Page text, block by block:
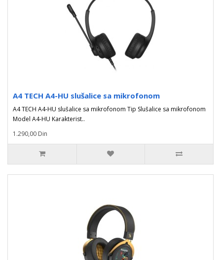
A4 TECH A4-HU slušalice sa mikrofonom
A4 TECH A4-HU slušalice sa mikrofonom Tip Slušalice sa mikrofonom
Model A4-HU Karakterist..
1.290,00 Din